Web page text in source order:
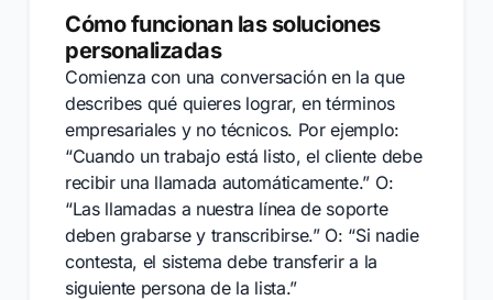
Cómo funcionan las soluciones
personalizadas
Comienza con una conversación en la que
describes qué quieres lograr, en términos
empresariales y no técnicos. Por ejemplo:
“Cuando un trabajo está listo, el cliente debe
recibir una llamada automáticamente.” O:
“Las llamadas a nuestra línea de soporte
deben grabarse y transcribirse.” O: “Si nadie
contesta, el sistema debe transferir a la
siguiente persona de la lista.”